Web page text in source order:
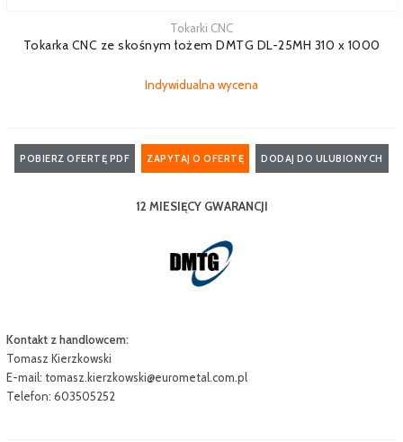
Tokarki CNC
Tokarka CNC ze skośnym łożem DMTG DL-25MH 310 x 1000
Indywidualna wycena
POBIERZ OFERTĘ PDF ZAPYTAJ O OFERTĘ DODAJ DO ULUBIONYCH
12 MIESIĘCY GWARANCJI
Kontakt z handlowcem:
Tomasz Kierzkowski
E-mail: tomasz.kierzkowski@eurometal.com.pl
Telefon: 603505252